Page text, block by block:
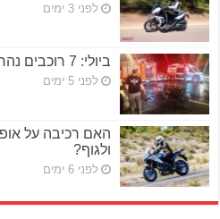
לפני 3 ימים
ביולי: 7 רוכבים נהרגו על דו־גלגלי
לפני 5 ימים
האם רכיבה על
ולגוף?
לפני 6 ימים